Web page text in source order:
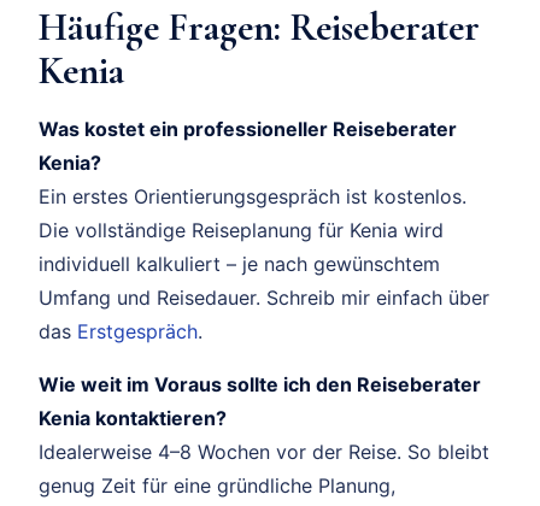
Häufige Fragen: Reiseberater
Kenia
Was kostet ein professioneller Reiseberater
Kenia?
Ein erstes Orientierungsgespräch ist kostenlos.
Die vollständige Reiseplanung für Kenia wird
individuell kalkuliert – je nach gewünschtem
Umfang und Reisedauer. Schreib mir einfach über
das Erstgespräch.
Wie weit im Voraus sollte ich den Reiseberater
Kenia kontaktieren?
Idealerweise 4–8 Wochen vor der Reise. So bleibt
genug Zeit für eine gründliche Planung,